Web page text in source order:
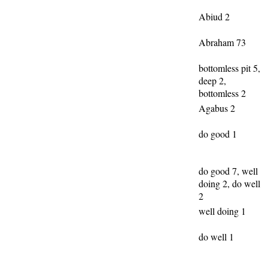
Abiud 2
Abraham 73
bottomless pit 5,
deep 2,
bottomless 2
Agabus 2
do good 1
do good 7, well
doing 2, do well
2
well doing 1
do well 1